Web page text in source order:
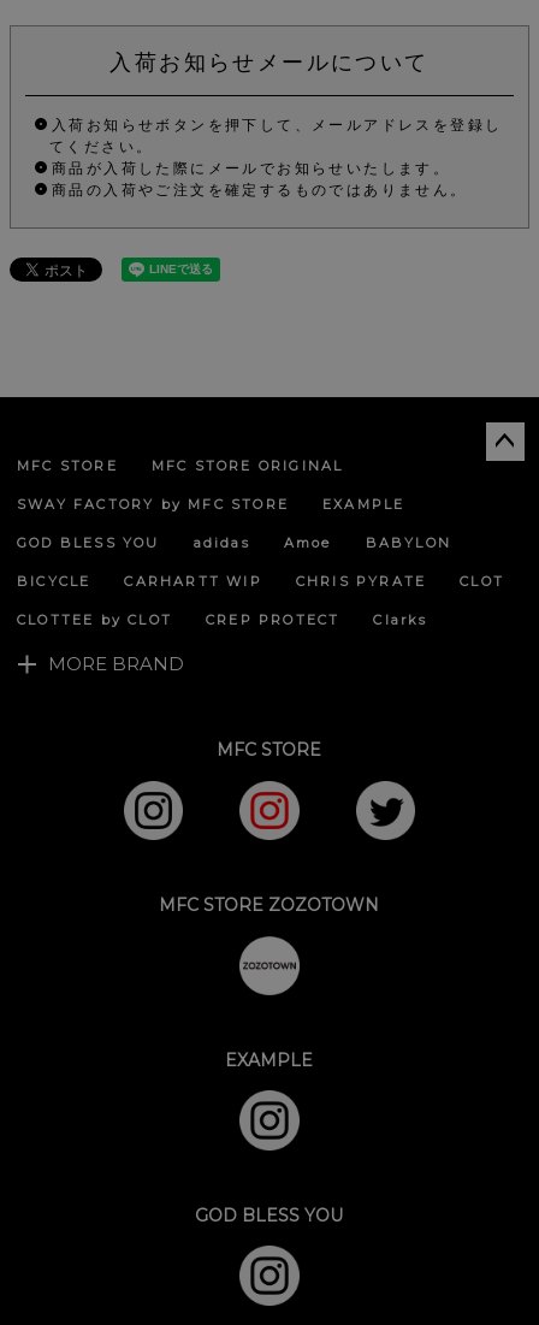
入荷お知らせメールについて
入荷お知らせボタンを押下して、メールアドレスを登録し
てください。
商品が入荷した際にメールでお知らせいたします。
商品の入荷やご注文を確定するものではありません。
MFC STORE MFC STORE ORIGINAL
SWAY FACTORY by MFC STORE EXAMPLE
GOD BLESS YOU adidas Amoe BABYLON
BICYCLE CARHARTT WIP CHRIS PYRATE CLOT
CLOTTEE by CLOT CREP PROTECT Clarks
MORE BRAND
MFC STORE
MFC STORE ZOZOTOWN
EXAMPLE
GOD BLESS YOU